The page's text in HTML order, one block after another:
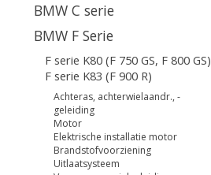
BMW C serie
BMW F Serie
F serie K80 (F 750 GS, F 800 GS)
F serie K83 (F 900 R)
Achteras, achterwielaandr., -
geleiding
Motor
Elektrische installatie motor
Brandstofvoorziening
Uitlaatsysteem